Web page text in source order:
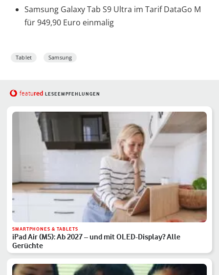
Samsung Galaxy Tab S9 Ultra im Tarif DataGo M
für 949,90 Euro einmalig
Tablet Samsung
featured LESEEMPFEHLUNGEN
SMARTPHONES & TABLETS
iPad Air (M5): Ab 2027 – und mit OLED-Display? Alle
Gerüchte